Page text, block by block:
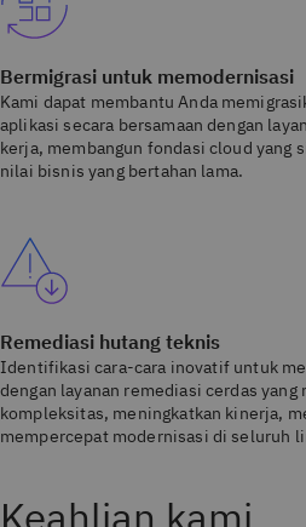
Bermigrasi untuk memodernisasi
Kami dapat membantu Anda
aplikasi secara bersamaan dengan
kerja, membangun fondasi cloud yang
nilai bisnis yang bertahan lama.
Remediasi hutang teknis
Identifikasi cara-cara inovatif untuk
dengan layanan remediasi cerdas yang
kompleksitas, meningkatkan kinerja,
mempercepat modernisasi di seluruh